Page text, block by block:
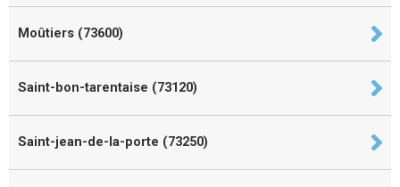
Moûtiers (73600)
Saint-bon-tarentaise (73120)
Saint-jean-de-la-porte (73250)